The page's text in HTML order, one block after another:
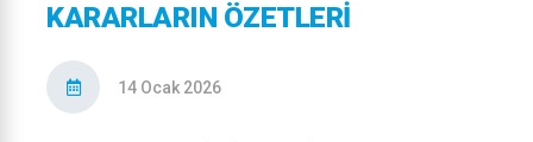
KARARLARIN ÖZETLERİ
14 Ocak 2026